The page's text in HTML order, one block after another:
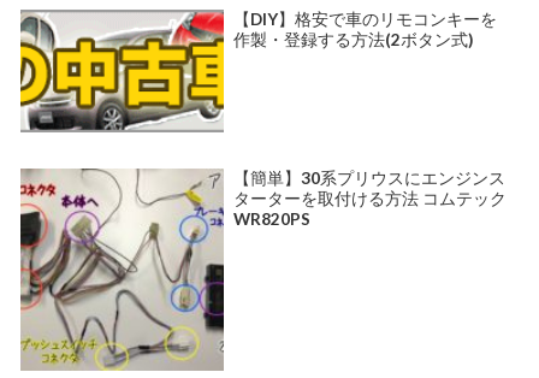
【DIY】格安で車のリモコンキーを
作製・登録する方法(2ボタン式)
【簡単】30系プリウスにエンジンス
ターターを取付ける方法 コムテック
WR820PS